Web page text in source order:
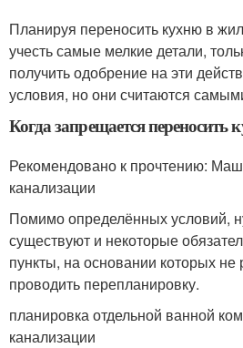
Планируя переносить кухню в
учесть самые мелкие детали,
получить одобрение на эти
условия, но они считаются
Когда запрещается переносить
Рекомендовано к прочтению:
канализации
Помимо определённых условий,
существуют и некоторые
пункты, на основании которых не
проводить перепланировку.
планировка отдельной ванной
канализации